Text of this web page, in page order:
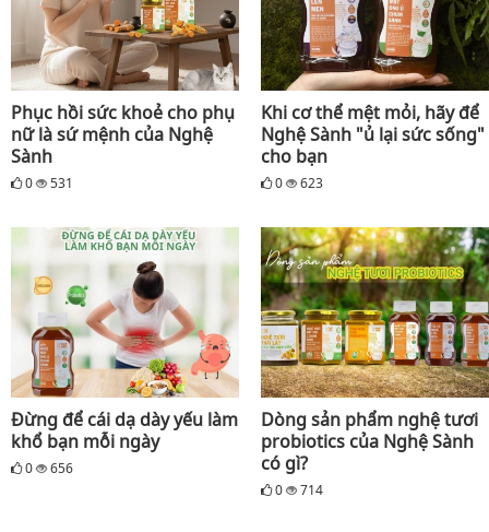
Phục hồi sức khoẻ cho phụ
nữ là sứ mệnh của Nghệ
Sành
0 531
Khi cơ thể mệt mỏi, hãy để
Nghệ Sành "ủ lại sức sống"
cho bạn
0 623
Đừng để cái dạ dày yếu làm
khổ bạn mỗi ngày
0 656
Dòng sản phẩm nghệ tươi
probiotics của Nghệ Sành
có gì?
0 714